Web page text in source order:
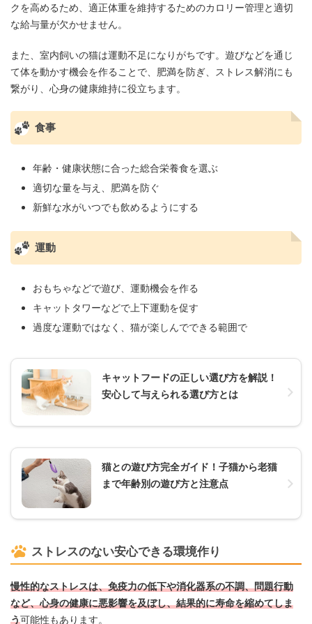
クを高めるため、適正体重を維持するためのカロリー管理と適切
な給与量が欠かせません。
また、室内飼いの猫は運動不足になりがちです。遊びなどを通じ
て体を動かす機会を作ることで、肥満を防ぎ、ストレス解消にも
繋がり、心身の健康維持に役立ちます。
食事
年齢・健康状態に合った総合栄養食を選ぶ
適切な量を与え、肥満を防ぐ
新鮮な水がいつでも飲めるようにする
運動
おもちゃなどで遊び、運動機会を作る
キャットタワーなどで上下運動を促す
過度な運動ではなく、猫が楽しんでできる範囲で
キャットフードの正しい選び方を解説！
安心して与えられる選び方とは
猫との遊び方完全ガイド！子猫から老猫
まで年齢別の遊び方と注意点
ストレスのない安心できる環境作り
慢性的なストレスは、免疫力の低下や消化器系の不調、問題行動
など、心身の健康に悪影響を及ぼし、結果的に寿命を縮めてしま
う可能性もあります。